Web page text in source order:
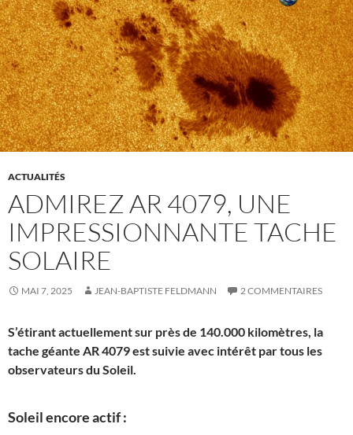
ACTUALITÉS
ADMIREZ AR 4079, UNE
IMPRESSIONNANTE TACHE
SOLAIRE
MAI 7, 2025 JEAN-BAPTISTE FELDMANN 2 COMMENTAIRES
S’étirant actuellement sur près de 140.000 kilomètres, la
tache géante AR 4079 est suivie avec intérêt par tous les
observateurs du Soleil.
Soleil encore actif :